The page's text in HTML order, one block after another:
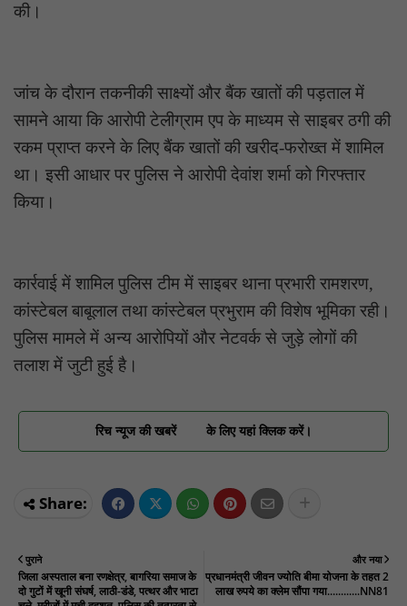
की।
जांच के दौरान तकनीकी साक्ष्यों और बैंक खातों की पड़ताल में
सामने आया कि आरोपी टेलीग्राम एप के माध्यम से साइबर ठगी की
रकम प्राप्त करने के लिए बैंक खातों की खरीद-फरोख्त में शामिल
था। इसी आधार पर पुलिस ने आरोपी देवांश शर्मा को गिरफ्तार
किया।
कार्रवाई में शामिल पुलिस टीम में साइबर थाना प्रभारी रामशरण,
कांस्टेबल बाबूलाल तथा कांस्टेबल प्रभुराम की विशेष भूमिका रही।
पुलिस मामले में अन्य आरोपियों और नेटवर्क से जुड़े लोगों की
तलाश में जुटी हुई है।
रिच न्यूज की खबरें के लिए यहां क्लिक करें।
और नया
प्रधानमंत्री जीवन ज्योति बीमा योजना के तहत 2
लाख रुपये का क्लेम सौंपा गया............NN81
पुराने
जिला अस्पताल बना रणक्षेत्र, बागरिया समाज के
दो गुटों में खूनी संघर्ष, लाठी-डंडे, पत्थर और भाटा